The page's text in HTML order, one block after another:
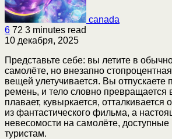
canada
6 72 3 minutes read
10 декабря, 2025
Представьте себе: вы летите в
самолёте, но внезапно
вещей улетучивается. Вы отпускаете
ремень, и тело словно превращается
плавает, кувыркается, отталкивается
из фантастического фильма, а
невесомости на самолёте,
туристам.